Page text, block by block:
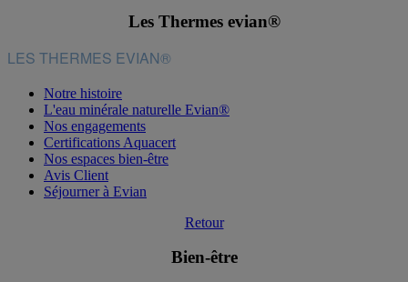
Les Thermes evian®
LES THERMES EVIAN®
Notre histoire
L'eau minérale naturelle Evian®
Nos engagements
Certifications Aquacert
Nos espaces bien-être
Avis Client
Séjourner à Evian
Retour
Bien-être